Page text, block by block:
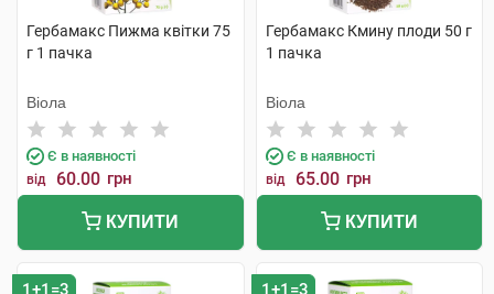
Гербамакс Пижма квітки 75
г 1 пачка
Віола
Є в наявності
від 60.00 грн
КУПИТИ
Гербамакс Кмину плоди 50 г
1 пачка
Віола
Є в наявності
від 65.00 грн
КУПИТИ
1+1=3 1+1=3